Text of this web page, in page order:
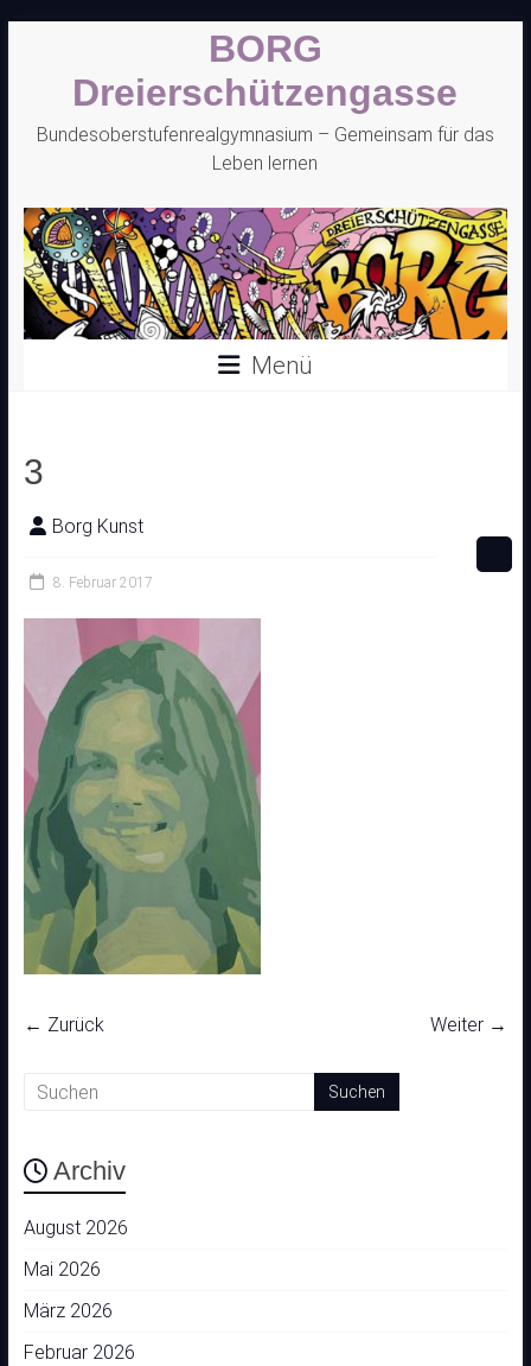
springen
BORG
Dreierschützengasse
Bundesoberstufenrealgymnasium – Gemeinsam für das
Leben lernen
Menü
3
Borg Kunst
8. Februar 2017
← Zurück Weiter →
Archiv
August 2026
Mai 2026
März 2026
Februar 2026